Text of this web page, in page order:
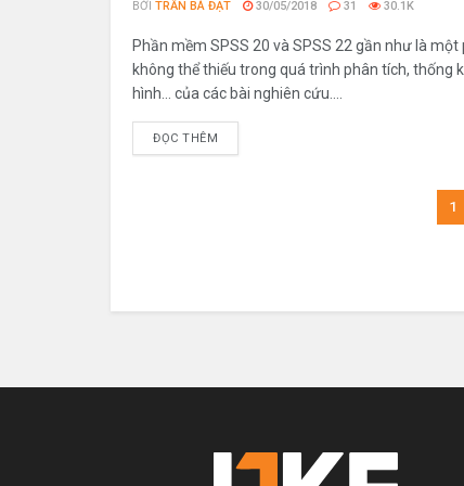
BỞI TRẦN BÁ ĐẠT 30/05/2018 31 30.1K
Phần mềm SPSS 20 và SPSS 22 gần như là một
không thể thiếu trong quá trình phân tích, thống
hình... của các bài nghiên cứu....
ĐỌC THÊM
1